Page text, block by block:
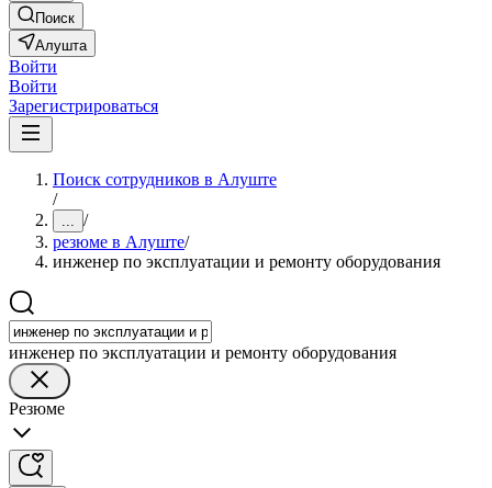
Поиск
Алушта
Войти
Войти
Зарегистрироваться
Поиск сотрудников в Алуште
/
... /
резюме в Алуште/
инженер по эксплуатации и ремонту оборудования
инженер по эксплуатации и ремонту оборудования
Резюме